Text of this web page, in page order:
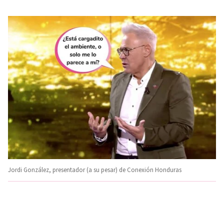
Jordi González, presentador (a su pesar) de Conexión Honduras